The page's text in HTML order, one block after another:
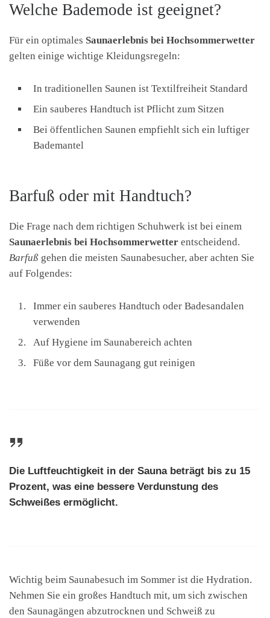
Welche Bademode ist geeignet?
Für ein optimales Saunaerlebnis bei Hochsommerwetter
gelten einige wichtige Kleidungsregeln:
In traditionellen Saunen ist Textilfreiheit Standard
Ein sauberes Handtuch ist Pflicht zum Sitzen
Bei öffentlichen Saunen empfiehlt sich ein luftiger
Bademantel
Barfuß oder mit Handtuch?
Die Frage nach dem richtigen Schuhwerk ist bei einem
Saunaerlebnis bei Hochsommerwetter entscheidend.
Barfuß gehen die meisten Saunabesucher, aber achten Sie
auf Folgendes:
Immer ein sauberes Handtuch oder Badesandalen
verwenden
Auf Hygiene im Saunabereich achten
Füße vor dem Saunagang gut reinigen
Die Luftfeuchtigkeit in der Sauna beträgt bis zu 15
Prozent, was eine bessere Verdunstung des
Schweißes ermöglicht.
Wichtig beim Saunabesuch im Sommer ist die Hydration.
Nehmen Sie ein großes Handtuch mit, um sich zwischen
den Saunagängen abzutrocknen und Schweiß zu